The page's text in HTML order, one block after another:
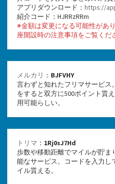
アプリダウンロード： https://
紹介コード：HJRRzRRm
※金額は変更になる可能性があ
座開設時の注意事項をご覧くだ
メルカリ ： BJFVHY
言わずと知れたフリマサービ
をすると双方に500ポイント貰
用可能らしい。
トリマ ： 1Rj0sJ7Hd
歩数や移動距離でマイルが貯
能なサービス。コードを入力し
イル貰える。